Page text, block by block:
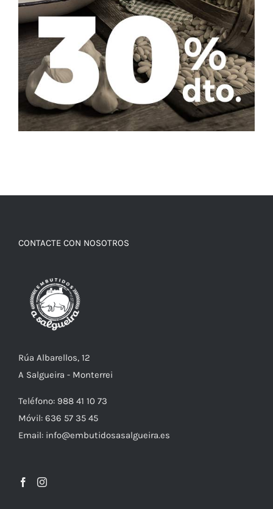
CONTACTE CON NOSOTROS
Rúa Albarellos, 12
A Salgueira - Monterrei
Teléfono: 988 41 10 73
Móvil: 636 57 35 45
Email: info@embutidosasalgueira.es